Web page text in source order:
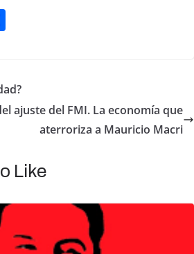
e
ajuste del FMI. La economía que
aterroriza a Mauricio Macri
Like